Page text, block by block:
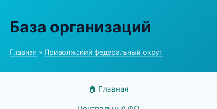
База организаций
Главная » Приволжский федеральный округ
🏠 Главная